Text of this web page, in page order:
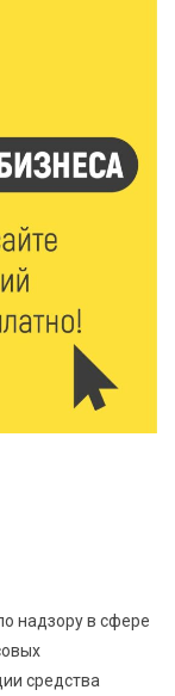
при
спорте
смена:
надзору в сфере
средства